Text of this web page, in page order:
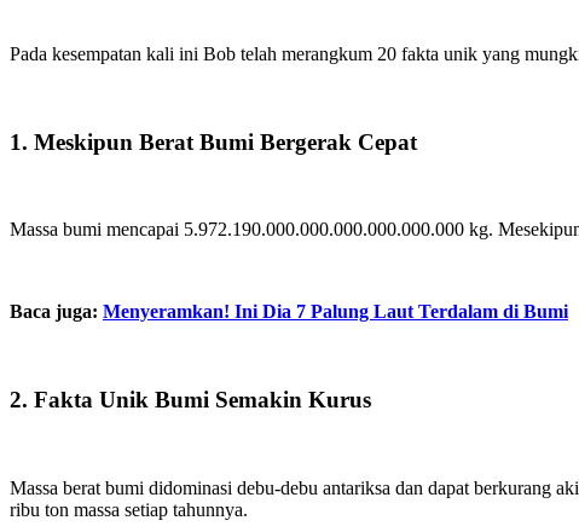
Pada kesempatan kali ini Bob telah merangkum 20 fakta unik yang
1. Meskipun Berat Bumi Bergerak Cepat
Massa bumi mencapai 5.972.190.000.000.000.000.000.000 kg.
Baca juga: Menyeramkan! Ini Dia 7 Palung Laut Terdalam di Bumi
2. Fakta Unik Bumi Semakin Kurus
Massa berat bumi didominasi debu-debu antariksa dan dapat berkurang
ribu ton massa setiap tahunnya.